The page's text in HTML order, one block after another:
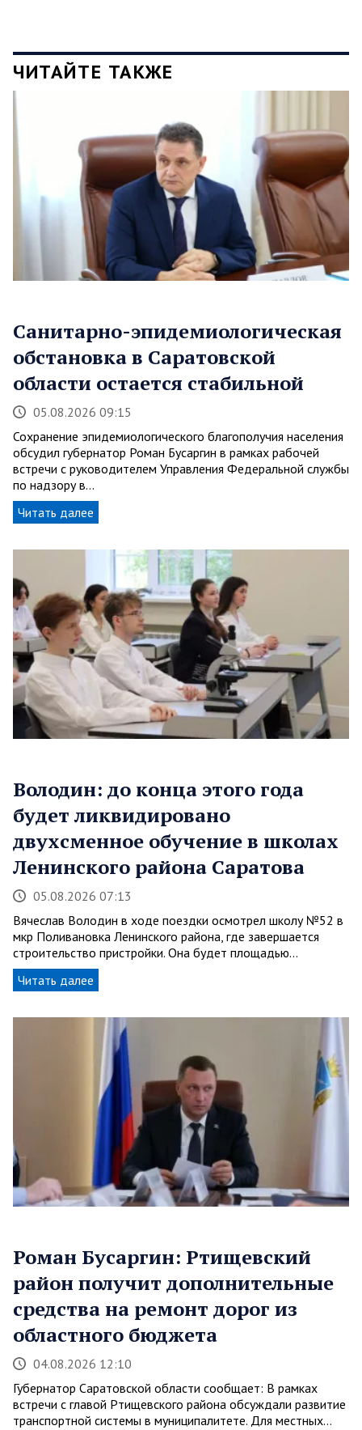
ЧИТАЙТЕ ТАКЖЕ
Санитарно-эпидемиологическая
обстановка в Саратовской
области остается стабильной
05.08.2026 09:15
Сохранение эпидемиологического благополучия населения
обсудил губернатор Роман Бусаргин в рамках рабочей
встречи с руководителем Управления Федеральной службы
по надзору в…
Читать далее
Володин: до конца этого года
будет ликвидировано
двухсменное обучение в школах
Ленинского района Саратова
05.08.2026 07:13
Вячеслав Володин в ходе поездки осмотрел школу №52 в
мкр Поливановка Ленинского района, где завершается
строительство пристройки. Она будет площадью…
Читать далее
Роман Бусаргин: Ртищевский
район получит дополнительные
средства на ремонт дорог из
областного бюджета
04.08.2026 12:10
Губернатор Саратовской области сообщает: В рамках
встречи с главой Ртищевского района обсуждали развитие
транспортной системы в муниципалитете. Для местных…